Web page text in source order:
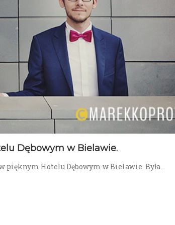
Dębowym w Bielawie.
Hotelu Dębowym w Bielawie. Była…